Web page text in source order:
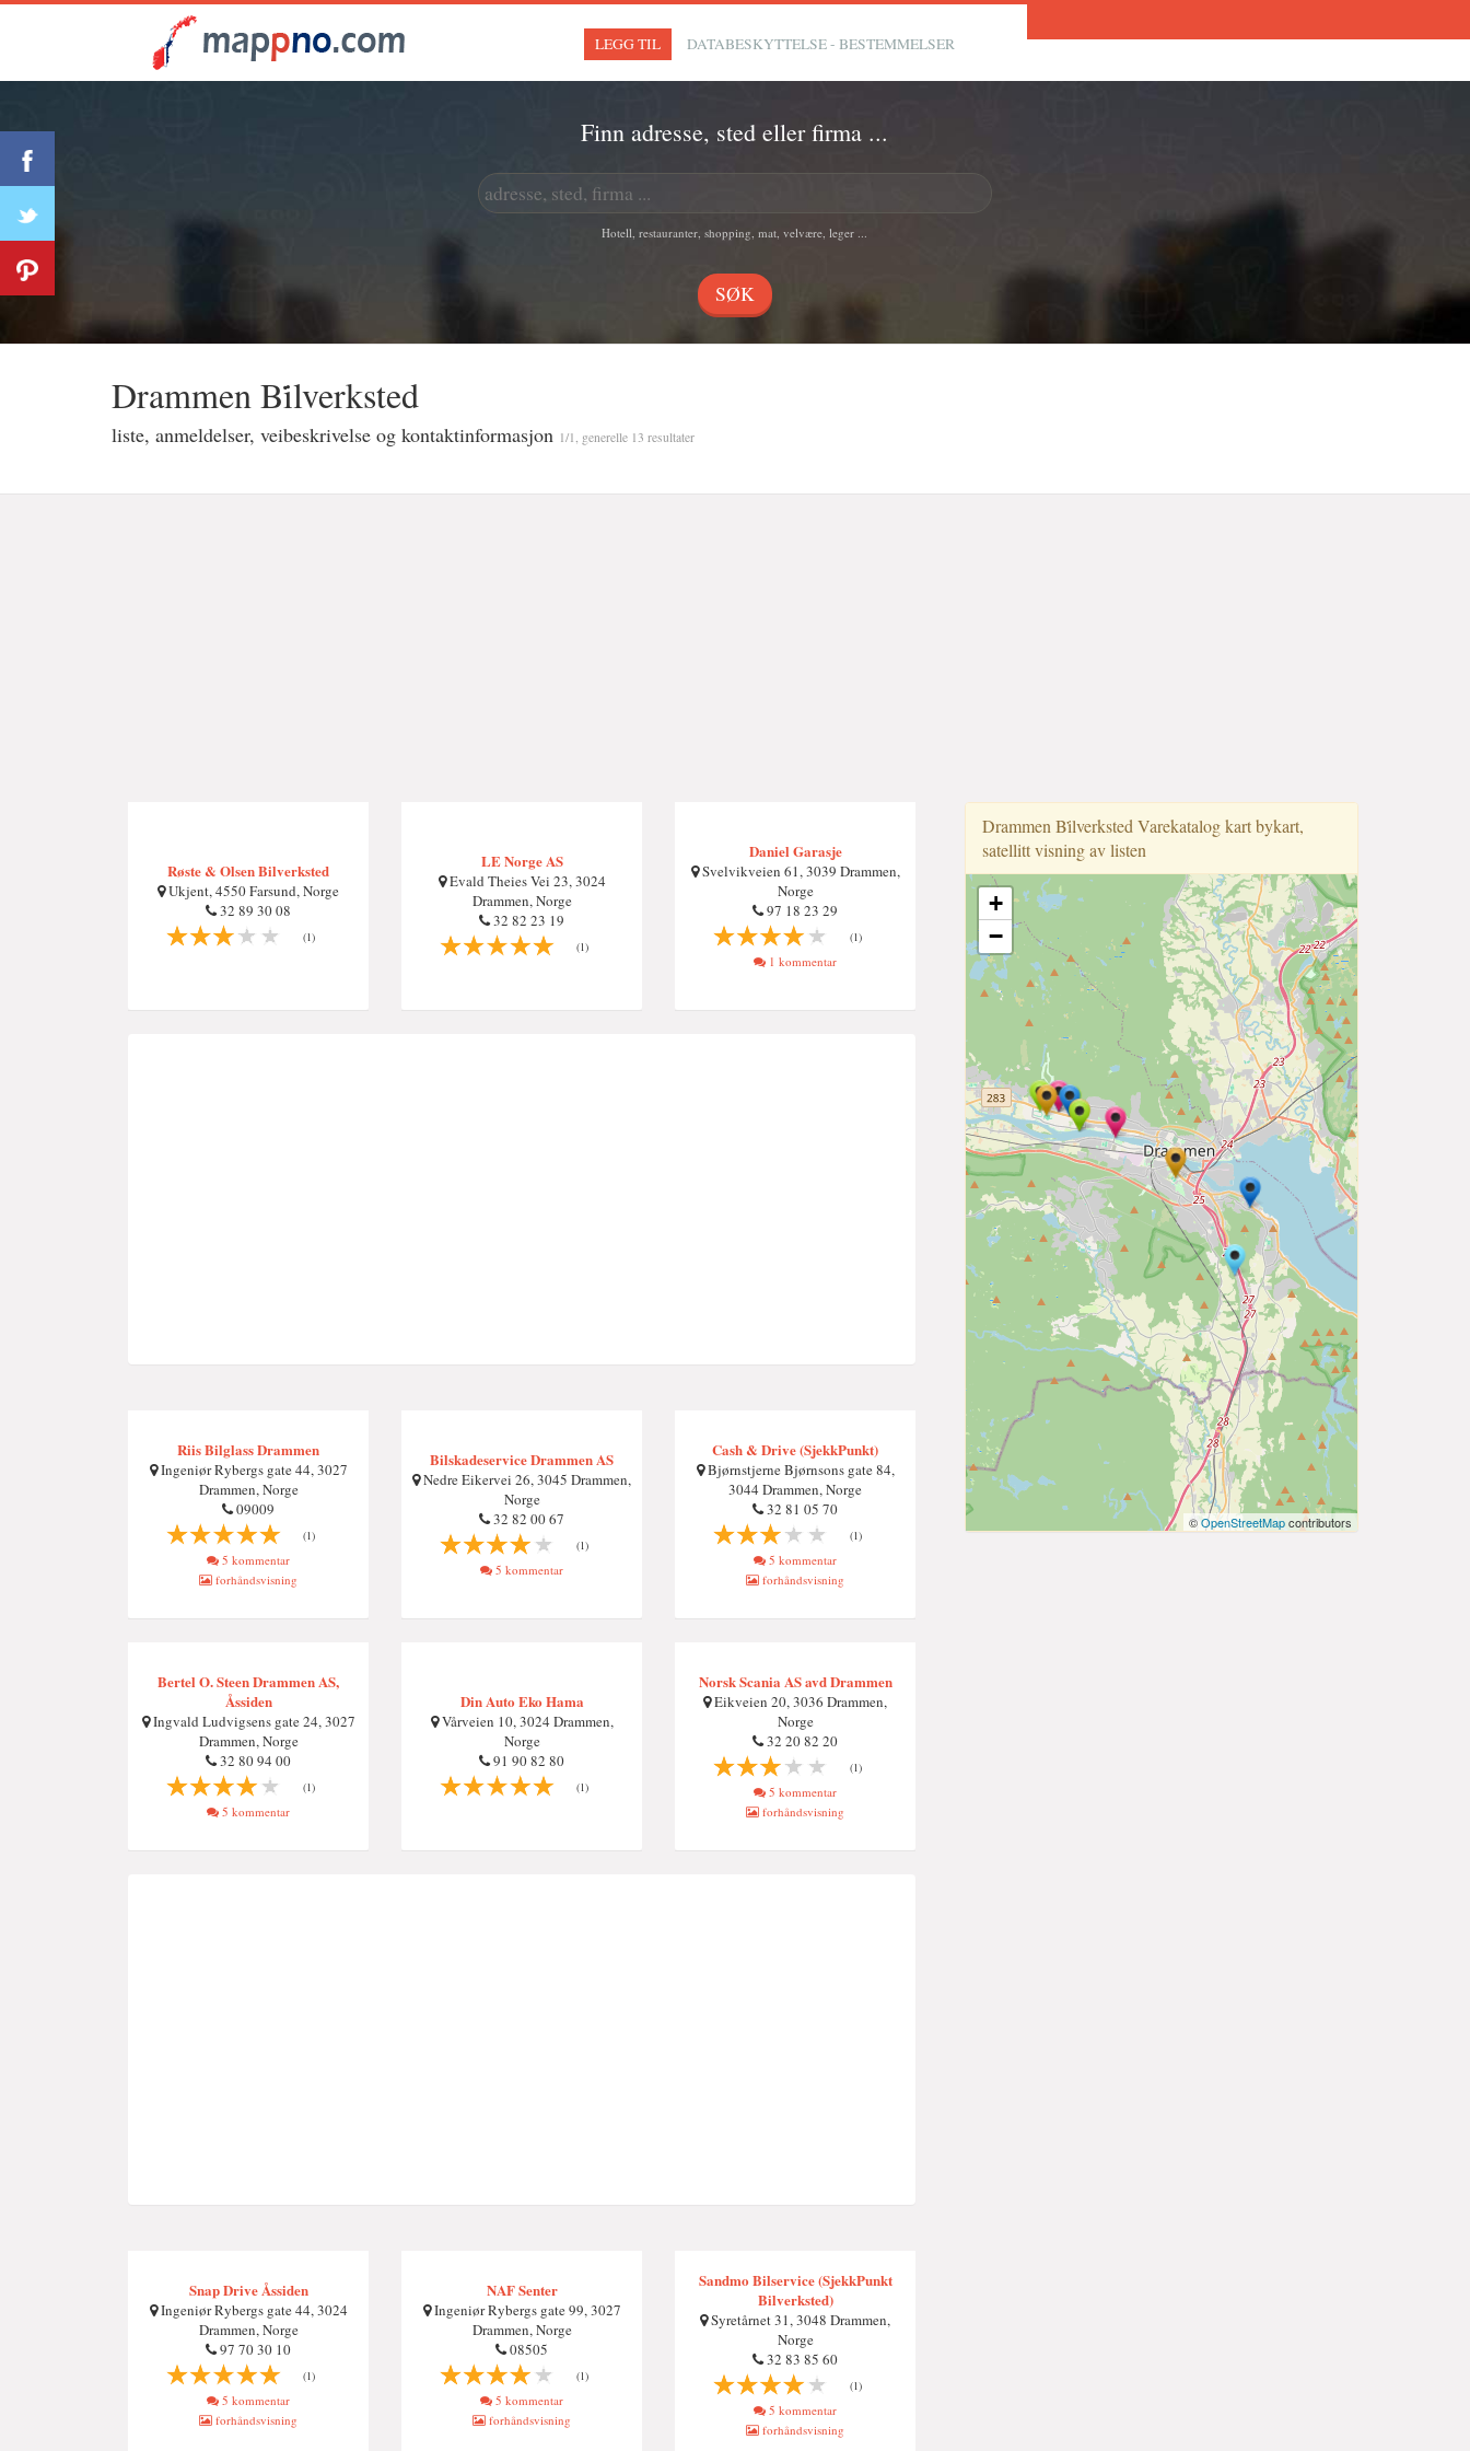
LEGG TIL DATABESKYTTELSE - BESTEMMELSER
Finn adresse, sted eller firma ...
Hotell, restauranter, shopping, mat, velvære, leger ...
Drammen Bi̇̇lverksted
liste, anmeldelser, veibeskrivelse og kontaktinformasjon 1/1, generelle 13 resultater
Røste & Olsen Bilverksted
Ukjent, 4550 Farsund, Norge
32 89 30 08
(1)
LE Norge AS
Evald Theies Vei 23, 3024
Drammen, Norge
32 82 23 19
(1)
Daniel Garasje
Svelvikveien 61, 3039 Drammen,
Norge
97 18 23 29
(1)
1 kommentar
Riis Bilglass Drammen
Ingeniør Rybergs gate 44, 3027
Drammen, Norge
09009
(1)
5 kommentar
forhåndsvisning
Bilskadeservice Drammen AS
Nedre Eikervei 26, 3045 Drammen,
Norge
32 82 00 67
(1)
5 kommentar
Cash & Drive (SjekkPunkt)
Bjørnstjerne Bjørnsons gate 84,
3044 Drammen, Norge
32 81 05 70
(1)
5 kommentar
forhåndsvisning
Bertel O. Steen Drammen AS,
Åssiden
Ingvald Ludvigsens gate 24, 3027
Drammen, Norge
32 80 94 00
(1)
5 kommentar
Din Auto Eko Hama
Vårveien 10, 3024 Drammen,
Norge
91 90 82 80
(1)
Norsk Scania AS avd Drammen
Eikveien 20, 3036 Drammen,
Norge
32 20 82 20
(1)
5 kommentar
forhåndsvisning
Snap Drive Åssiden
Ingeniør Rybergs gate 44, 3024
Drammen, Norge
97 70 30 10
(1)
5 kommentar
forhåndsvisning
NAF Senter
Ingeniør Rybergs gate 99, 3027
Drammen, Norge
08505
(1)
5 kommentar
forhåndsvisning
Sandmo Bilservice (SjekkPunkt
Bilverksted)
Syretårnet 31, 3048 Drammen,
Norge
32 83 85 60
(1)
5 kommentar
forhåndsvisning
Drammen Bi̇̇lverksted Varekatalog kart bykart,
satellitt visning av listen
+
−
©OpenStreetMapcontributors